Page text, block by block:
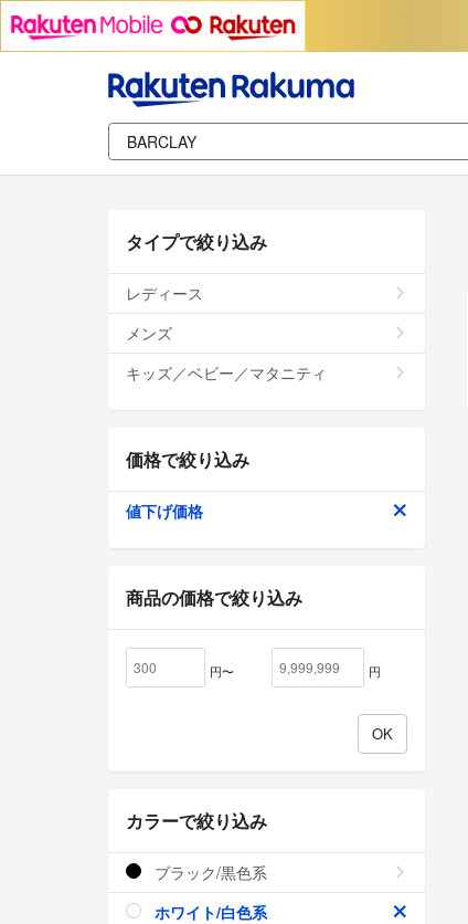
タイプで絞り込み
レディース
メンズ
キッズ／ベビー／マタニティ
価格で絞り込み
値下げ価格
商品の価格で絞り込み
円〜 円
カラーで絞り込み
ブラック/黒色系
ホワイト/白色系